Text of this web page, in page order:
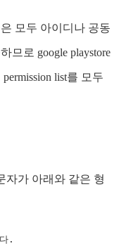
모두 아이디나 공동
므로 google playstore
list를 모두
자가 아래와 같은 형
.